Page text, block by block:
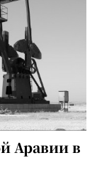
Аравии в